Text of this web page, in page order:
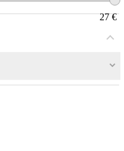
27 €